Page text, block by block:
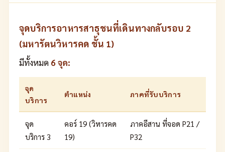
จุดบริการอาหารสาธุชนที่เดินทางกลับรอบ 2
(มหารัตนวิหารคด ชั้น 1)
มีทั้งหมด 6 จุด:
จุด
บริการ
ตำแหน่ง ภาคที่รับบริการ
จุด
บริการ 3
คอร์ 19 (วิหารคด
19)
ภาคอีสาน ที่จอด P21 /
P32